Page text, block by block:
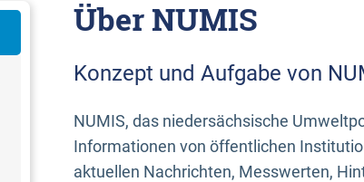
Über NUMIS
Konzept und Aufgabe von
NUMIS, das niedersächsische
Informationen von öffentlichen
aktuellen Nachrichten, Messwerten,